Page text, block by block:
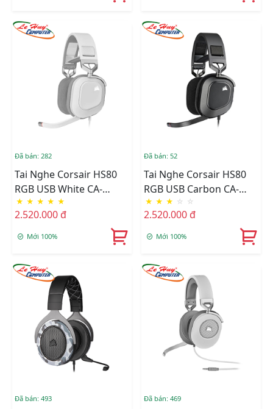
Đã bán: 282
Tai Nghe Corsair HS80
RGB USB White CA-
9011238-AP
★ ★ ★ ★ ★
2.520.000 đ
Mới 100%
Đã bán: 52
Tai Nghe Corsair HS80
RGB USB Carbon CA-
9011237-AP
★ ★ ★ ☆ ☆
2.520.000 đ
Mới 100%
Đã bán: 493 Đã bán: 469